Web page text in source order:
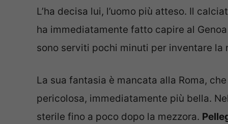
L’ha decisa lui, l’uomo più atteso. Il
ha immediatamente fatto capire al
sono serviti pochi minuti per inventare la
La sua fantasia è mancata alla Roma,
pericolosa, immediatamente più bella.
sterile fino a poco dopo la mezzora.